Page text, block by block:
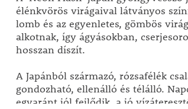
élénkvörös virágaival látványos
lomb és az egyenletes, gömbös
alkotnak, így ágyásokban,
hosszan díszít.
A Japánból származó, rózsafélék
gondozható, ellenálló és télálló.
egyaránt jól fejlődik, a jó